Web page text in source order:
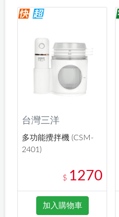
台灣三洋
多功能攪拌機 (CSM-
2401)
$ 1270
加入購物車